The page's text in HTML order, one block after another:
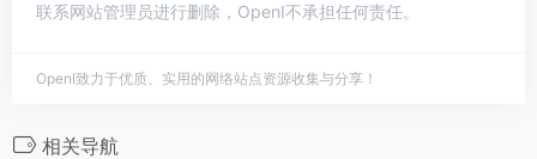
联系网站管理员进行删除，OpenI不承担任何责任。
OpenI致力于优质、实用的网络站点资源收集与分享！
相关导航